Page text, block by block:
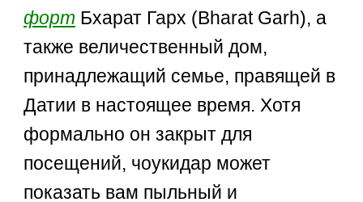
форт Бхарат Гарх (Bharat Garh), а
также величественный дом,
принадлежащий семье, правящей в
Датии в настоящее время. Хотя
формально он закрыт для
посещений, чоукидар может
показать вам пыльный и